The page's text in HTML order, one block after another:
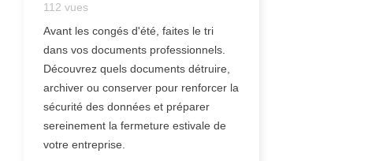
112 vues
Avant les congés d'été, faites le tri
dans vos documents professionnels.
Découvrez quels documents détruire,
archiver ou conserver pour renforcer la
sécurité des données et préparer
sereinement la fermeture estivale de
votre entreprise.